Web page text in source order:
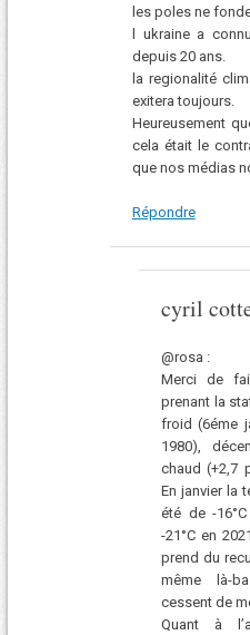
les poles ne
l ukraine a
depuis 20 ans.
la regionalité
exitera toujours.
Heureusement
cela était le
que nos médias
Répondre
cyril
@rosa :
Merci de
prenant la
froid (6éme
1980),
chaud (+2,7
En janvier la
été de -
-21°C en
prend du
même là-
cessent de
Quant à